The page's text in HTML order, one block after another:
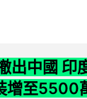
出中國 印
增至5500